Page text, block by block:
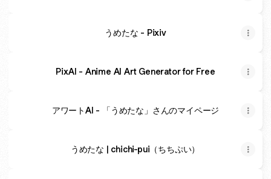
うめたな - Pixiv
PixAI - Anime AI Art Generator for Free
アワートAI - 「うめたな」さんのマイページ
うめたな | chichi-pui（ちちぷい）